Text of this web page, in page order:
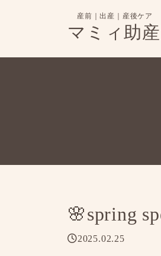
産前｜出産｜産後ケア
マミィ助
🌸spring
2025.02.25